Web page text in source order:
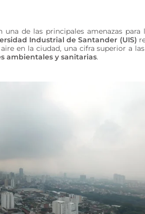
de las principales amenazas para
Industrial de Santander (UIS)
en la ciudad, una cifra superior a
ambientales y sanitarias.